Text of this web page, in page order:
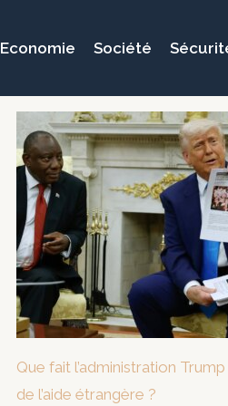
Economie Société
Que fait l’administration
de l’aide étrangère ?